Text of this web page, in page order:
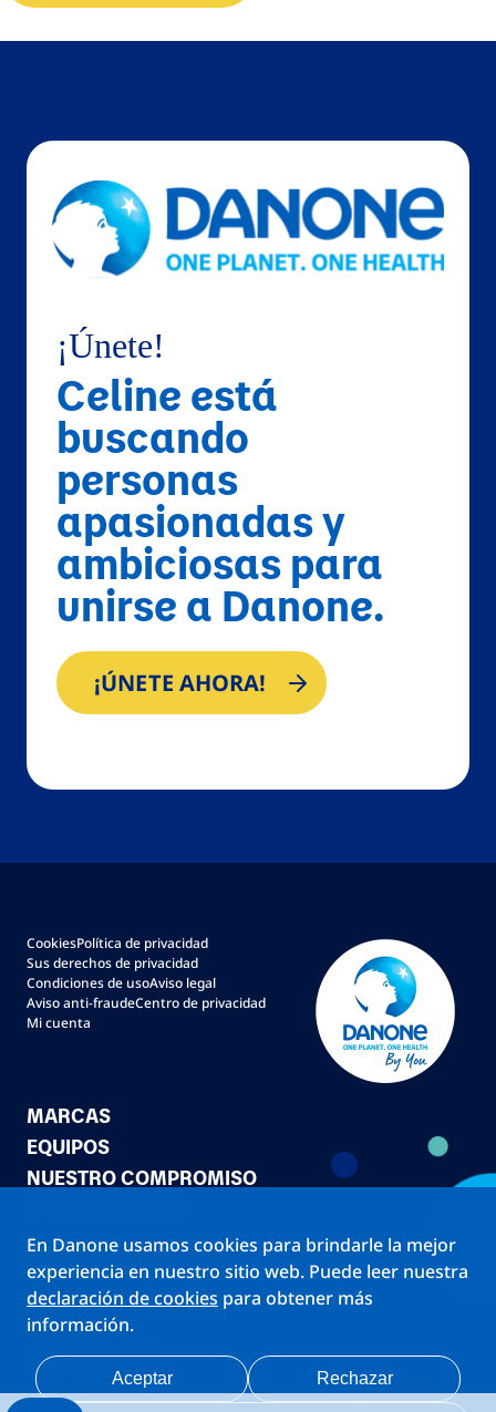
¡Únete!
Celine está
buscando
personas
apasionadas y
ambiciosas para
unirse a Danone.
¡ÚNETE AHORA!
MARCAS
EQUIPOS
NUESTRO COMPROMISO
CookiesPolítica de privacidad
Sus derechos de privacidad
Condiciones de usoAviso legal
Aviso anti-fraudeCentro de privacidad
Mi cuenta
Follow us!
En Danone usamos cookies para brindarle la mejor
experiencia en nuestro sitio web. Puede leer nuestra
declaración de cookies para obtener más
información.
Rechazar
Aceptar